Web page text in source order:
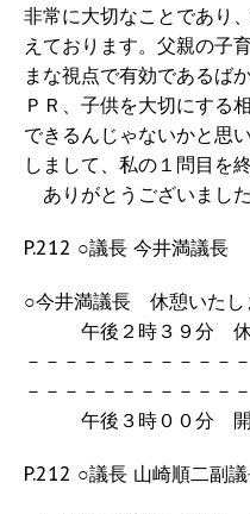
非常に大切なことであり
えております。父親の子
まな視点で有効であるば
ＰＲ、子供を大切にする
できるんじゃないかと思
しまして、私の１問目を
ありがとうございました
P.212 ○議長 今井満議長
○今井満議長 休憩いたし
午後２時３９分 休
－－－－－－－－－－－
－－－－－－－－－－－
午後３時００分
P.212 ○議長 山崎順二副